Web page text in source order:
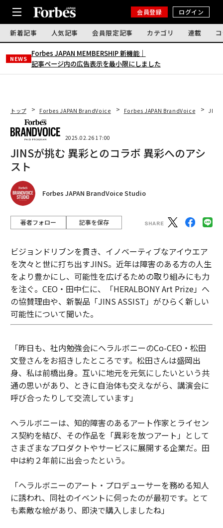
会員登録 ログイン
新着記事 人気記事 会員限定記事 カテゴリ 連載
NEWS
Forbes JAPAN MEMBERSHIP 新機能｜
記事ページ内の広告表示を最小限にしました
トップ Forbes JAPAN BrandVoice Forbes JAPAN BrandVoice JINS
2025.02.26 17:00
JINSが挑む 異彩とのコラボ 異彩へのアシ
スト
Forbes JAPAN BrandVoice Studio
著者フォロー 記事を保存
ビジョンドリブンを貫き、イノベーティブなアイウエア
を次々と世に打ち出すJINS。近年は障害のある方の人生
をより豊かにし、可能性を広げるための取り組みにも力
を注ぐ。CEO・田中仁に、「HERALBONY Art Prize」へ
の協賛理由や、新製品「JINS ASSIST」がひらく新しい
可能性について聞いた。
「昨日も、社内勉強会にヘラルボニーのCo-CEO・松田
文登さんをお招きしたところです。松田さんは盛岡出
身、私は前橋出身。互いに地元を元気にしたいという共
通の思いがあり、ときに自治体も交えながら、講演会に
呼び合ったりして交流しています」
ヘラルボニーは、知的障害のあるアート作家とライセン
ス契約を結び、その作品を「異彩を放つアート」として
さまざまなプロダクトやサービスに展開する企業だ。田
中は約２年前に出会ったという。
「ヘラルボニーのアート・プロデューサーを務める知人
に誘われ、同社のイベントに伺ったのが最初です。とて
も素敵な絵があり、即決で購入しましたね」